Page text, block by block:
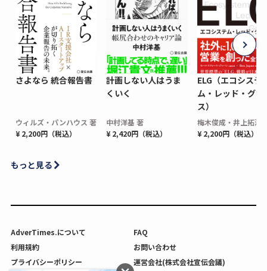
さよなら 統合報告書
ウィルズ・パンハウス 著
¥ 2,200円（税込）
計画しない人はうま
くいく
中村洋基 著
¥ 2,420円（税込）
ELG（エコシステ
ム・レッド・グロ
ス）
梅木俊成・井上拓海
¥ 2,200円（税込）
もっと見る
AdverTimes.について
FAQ
利用規約
お問い合わせ
プライバシーポリシー
運営会社(株式会社宣伝会議)